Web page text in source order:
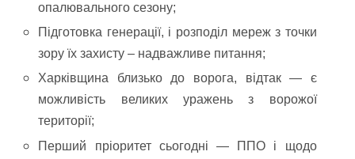
опалювального сезону;
Підготовка генерації, і розподіл мереж з точки
зору їх захисту – надважливе питання;
Харківщина близько до ворога, відтак — є
можливість великих уражень з ворожої
території;
Перший пріоритет сьогодні — ППО і щодо